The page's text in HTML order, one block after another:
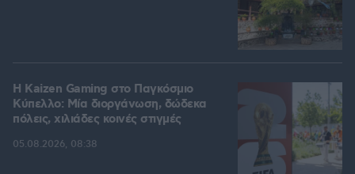
H Kaizen Gaming στο Παγκόσμιο
Kύπελλο: Μία διοργάνωση, δώδεκα
πόλεις, χιλιάδες κοινές στιγμές
05.08.2026, 08:38